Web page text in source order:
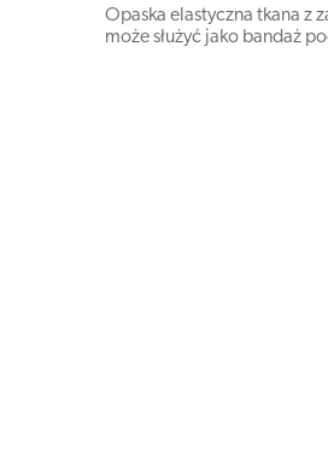
Opaska elastyczna tkana z
może służyć jako bandaż